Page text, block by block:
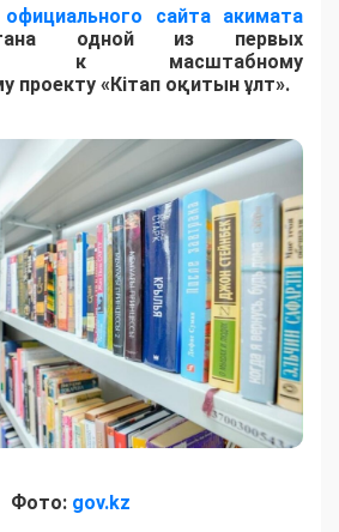
официального сайта акимата
одной из первых
к масштабному
проекту «Кітап оқитын ұлт».
Фото: gov.kz